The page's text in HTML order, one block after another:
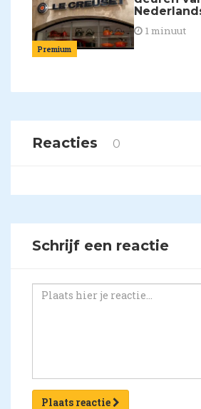
Premium
1 minuut
Reacties 0
Schrijf een reactie
Plaats reactie